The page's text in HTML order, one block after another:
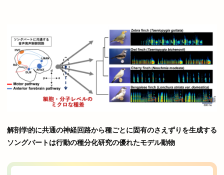
解剖学的に共通の神経回路から種ごとに固有のさえずりを生成する
ソングバートは行動の種分化研究の優れたモデル動物